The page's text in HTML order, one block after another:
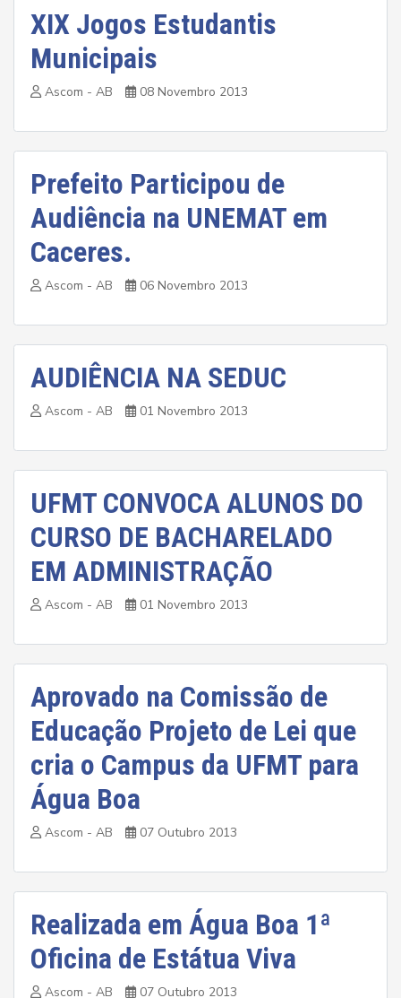
XIX Jogos Estudantis
Municipais
Ascom - AB 08 Novembro 2013
Prefeito Participou de
Audiência na UNEMAT em
Caceres.
Ascom - AB 06 Novembro 2013
AUDIÊNCIA NA SEDUC
Ascom - AB 01 Novembro 2013
UFMT CONVOCA ALUNOS DO
CURSO DE BACHARELADO
EM ADMINISTRAÇÃO
Ascom - AB 01 Novembro 2013
Aprovado na Comissão de
Educação Projeto de Lei que
cria o Campus da UFMT para
Água Boa
Ascom - AB 07 Outubro 2013
Realizada em Água Boa 1ª
Oficina de Estátua Viva
Ascom - AB 07 Outubro 2013